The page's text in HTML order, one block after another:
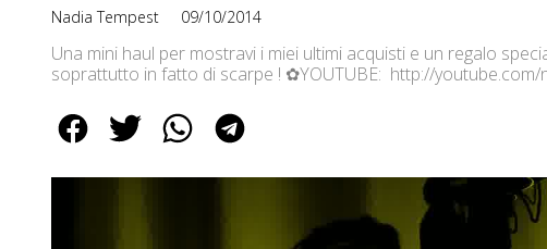
Nadia Tempest 09/10/2014
Una mini haul per mostravi i miei ultimi acquisti e un regalo
soprattutto in fatto di scarpe ! ✿YOUTUBE: http://
:-) http://facebook.com/nadiatempest01 CONTATTI :